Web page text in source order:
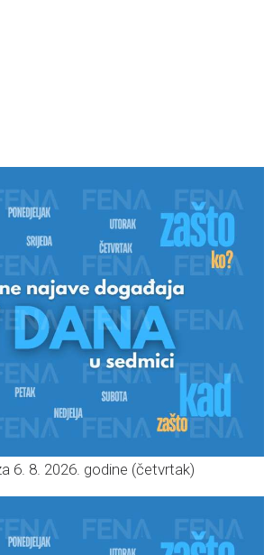
6. 8. 2026. godine (četvrtak)